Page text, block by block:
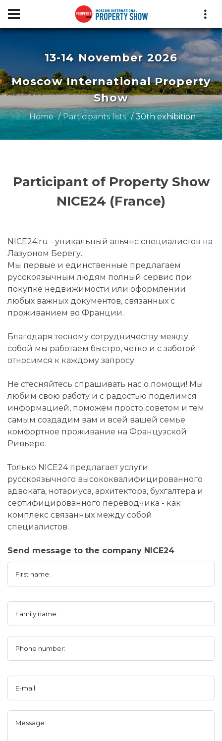
13-14 November 2026
Moscow International Property
Show
Home Participants lists 30th exhibition
Participant of Property Show
NICE24 (France)
NICE24.ru - уникальный альянс специалистов на
Лазурном Берегу.
Мы первые и единственные предлагаем
русскоязычным людям полный сервис при
покупке недвижимости или оформлении
любых важных документов, связанных с
проживанием во Франции.
Благодаря тесному сотрудничеству между
собой мы работаем быстро, четко и с заботой
относимся к каждому запросу.
Не стесняйтесь спрашивать нас о помощи! Мы
любим свою работу и с радостью поделимся
информацией, поможем просто советом и тем
самым создадим вам и всей вашей семье
комфортное проживание на Французской
Ривьере.
Только NICE24 предлагает услуги
русскоязычного высококвалифицированного
адвоката, нотариуса, архитектора, бухгалтера и
сертифицированного переводчика - как
комплекс связанных между собой
специалистов.
Send message to the company NICE24
First name:
Family name:
Phone number:
E-mail:
Message: